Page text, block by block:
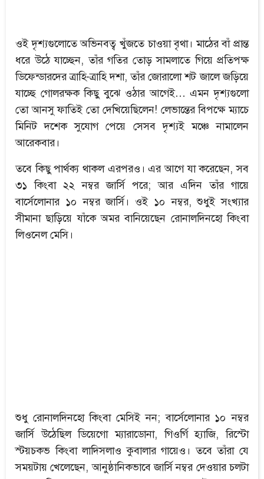
ওই দৃশ্যগুলোতে অভিনবত্ব খুঁজতে চাওয়া বৃথা। মাঠের বাঁ প্রান্ত
ধরে উঠে যাচ্ছেন, তাঁর গতির তোড় সামলাতে গিয়ে প্রতিপক্ষ
ডিফেন্ডারদের ত্রাহি-ত্রাহি দশা, তাঁর জোরালো শট জালে জড়িয়ে
যাচ্ছে গোলরক্ষক কিছু বুঝে ওঠার আগেই… এমন দৃশ্যগুলো
তো আনসু ফাতিই তো দেখিয়েছিলেন! লেভান্তের বিপক্ষে ম্যাচে
মিনিট দশেক সুযোগ পেয়ে সেসব দৃশ্যই মঞ্চে নামালেন
আরেকবার।
তবে কিছু পার্থক্য থাকল এরপরও। এর আগে যা করেছেন, সব
৩১ কিংবা ২২ নম্বর জার্সি পরে; আর এদিন তাঁর গায়ে
বার্সেলোনার ১০ নম্বর জার্সি। ওই ১০ নম্বর, শুধুই সংখ্যার
সীমানা ছাড়িয়ে যাঁকে অমর বানিয়েছেন রোনালদিনহো কিংবা
লিওনেল মেসি।
শুধু রোনালদিনহো কিংবা মেসিই নন; বার্সেলোনার ১০ নম্বর
জার্সি উঠেছিল ডিয়েগো ম্যারাডোনা, গিওর্গি হ্যাজি, রিস্টো
স্টয়চকভ কিংবা লাদিসলাও কুবালার গায়েও। তবে তাঁরা যে
সময়টায় খেলেছেন, আনুষ্ঠানিকভাবে জার্সি নম্বর দেওয়ার চলটা